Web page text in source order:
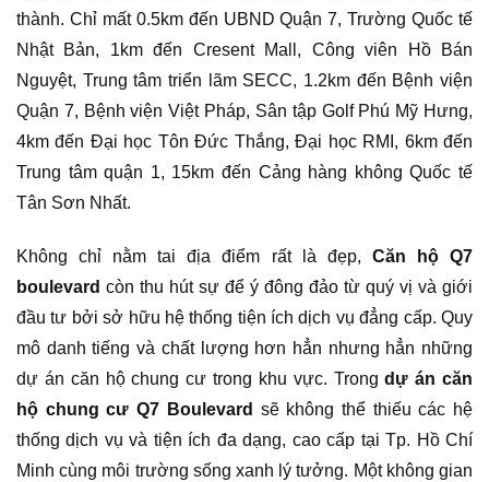
thành. Chỉ mất 0.5km đến UBND Quận 7, Trường Quốc tế
Nhật Bản, 1km đến Cresent Mall, Công viên Hồ Bán
Nguyệt, Trung tâm triển lãm SECC, 1.2km đến Bệnh viện
Quận 7, Bệnh viện Việt Pháp, Sân tập Golf Phú Mỹ Hưng,
4km đến Đại học Tôn Đức Thắng, Đại học RMI, 6km đến
Trung tâm quận 1, 15km đến Cảng hàng không Quốc tế
Tân Sơn Nhất.
Không chỉ nằm tai địa điểm rất là đẹp, Căn hộ Q7
boulevard còn thu hút sự để ý đông đảo từ quý vị và giới
đầu tư bởi sở hữu hệ thống tiện ích dịch vụ đẳng cấp. Quy
mô danh tiếng và chất lượng hơn hẳn nhưng hẳn những
dự án căn hộ chung cư trong khu vực. Trongdự án căn
hộ chung cư Q7 Boulevard sẽ không thể thiếu các hệ
thống dịch vụ và tiện ích đa dạng, cao cấp tại Tp. Hồ Chí
Minh cùng môi trường sống xanh lý tưởng. Một không gian